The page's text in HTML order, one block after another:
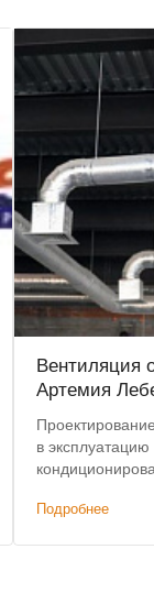
Вентиляция
Артемия
в
ККБ
Подробнее